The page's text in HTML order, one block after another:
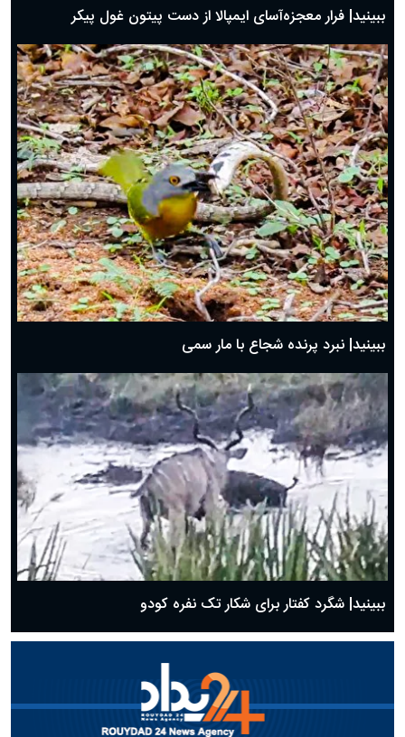
ببینید| فرار معجزه‌آسای ایمپالا از دست پیتون غول پیکر
ببینید| نبرد پرنده شجاع با مار سمی
ببینید| شگرد کفتار برای شکار تک نفره کودو